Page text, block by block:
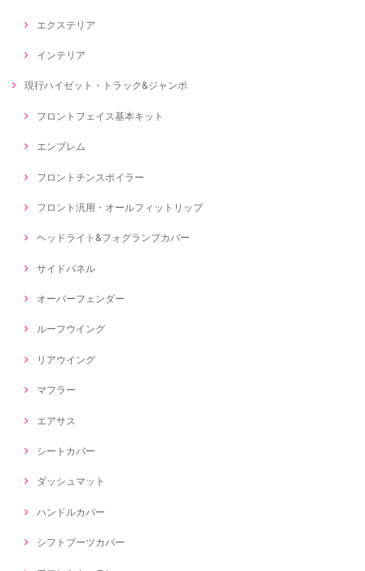
エクステリア
インテリア
現行ハイゼット・トラック&ジャンボ
フロントフェイス基本キット
エンブレム
フロントチンスポイラー
フロント汎用・オールフィットリップ
ヘッドライト&フォグランプカバー
サイドパネル
オーバーフェンダー
ルーフウイング
リアウイング
マフラー
エアサス
シートカバー
ダッシュマット
ハンドルカバー
シフトブーツカバー